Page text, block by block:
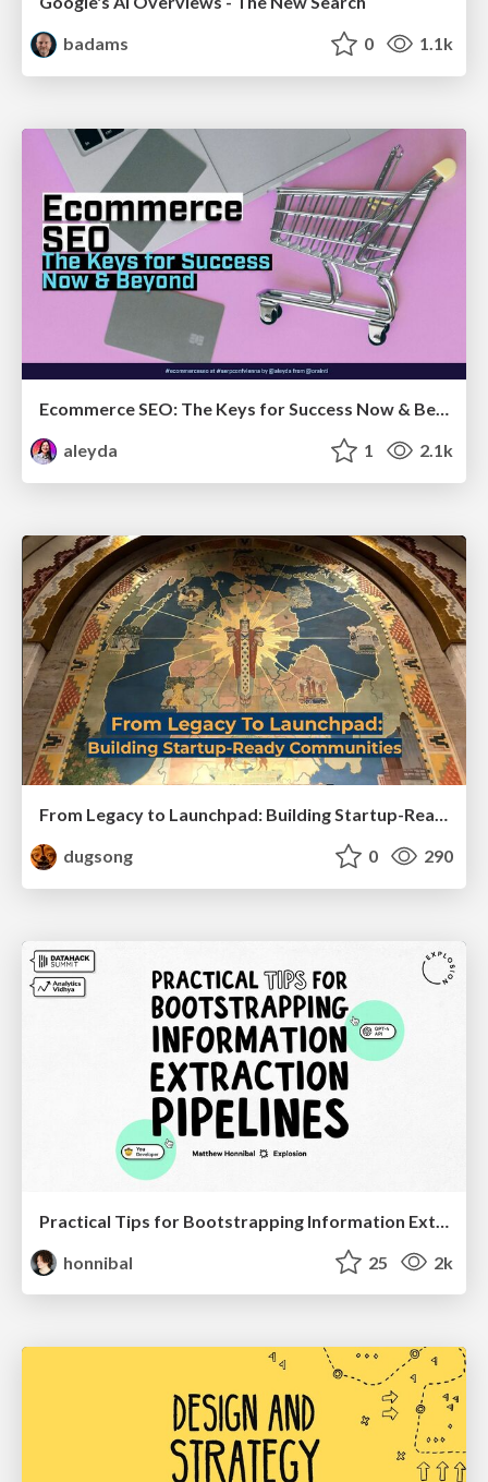
badams
0 1.1k
aleyda
1 2.1k
From Legacy to Launchpad: Building Startup-Ready Communities
dugsong
0 290
honnibal
25 2k